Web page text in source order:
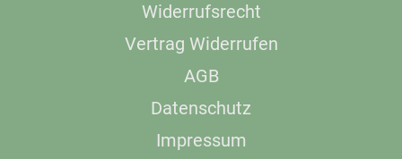
Widerrufsrecht
Vertrag Widerrufen
AGB
Datenschutz
Impressum